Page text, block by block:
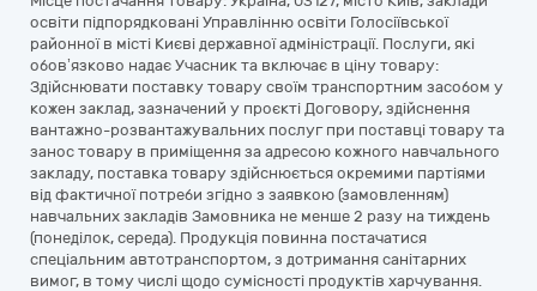
освіти підпорядковані Управлінню освіти Голосіївської
районної в місті Києві державної адміністрації. Послуги, які
обов’язково надає Учасник та включає в ціну товару:
Здійснювати поставку товару своїм транспортним засобом у
кожен заклад, зазначений у проєкті Договору, здійснення
вантажно-розвантажувальних послуг при поставці товару та
занос товару в приміщення за адресою кожного навчального
закладу, поставка товару здійснюється окремими партіями
від фактичної потреби згідно з заявкою (замовленням)
навчальних закладів Замовника не менше 2 разу на тиждень
(понеділок, середа). Продукція повинна постачатися
спеціальним автотранспортом, з дотримання санітарних
вимог, в тому числі щодо сумісності продуктів харчування.